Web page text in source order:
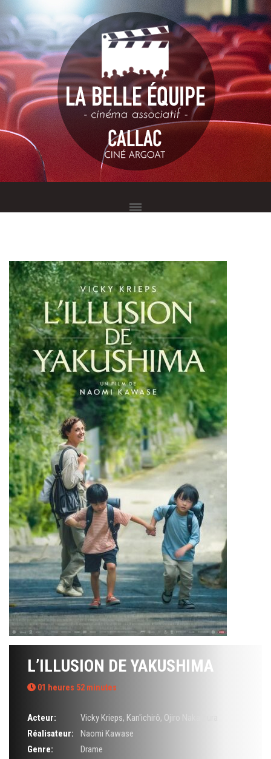
L’ILLUSION DE YAKUSHIMA
01 heures 52 minutes
Acteur: Vicky Krieps, Kan'ichirô, Ojiro Nakamura
Réalisateur:
Naomi Kawase
Genre:
Drame